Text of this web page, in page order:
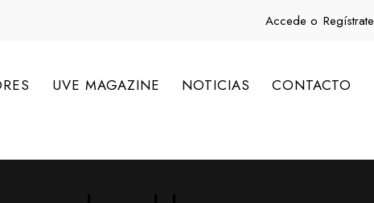
Accede o Regístrate
UVE MAGAZINE NOTICIAS CONTACTO